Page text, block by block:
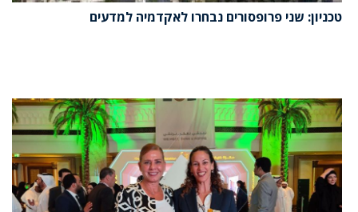
טכניון: שני פרופסורים נבחרו לאקדמיה למדעים